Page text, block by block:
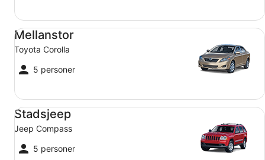
Mellanstor
Toyota Corolla
5 personer
Mellanstor Toyota Corolla
Stadsjeep
Jeep Compass
5 personer
Stadsjeep Jeep Compass